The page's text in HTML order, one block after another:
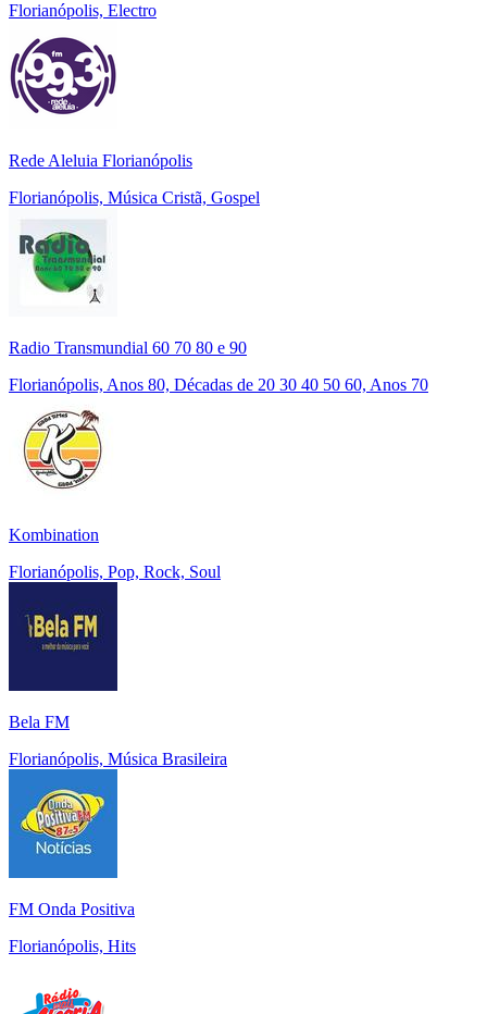
Florianópolis, Electro
Rede Aleluia Florianópolis
Florianópolis, Música Cristã, Gospel
Radio Transmundial 60 70 80 e 90
Florianópolis, Anos 80, Décadas de 20 30 40 50 60, Anos 70
Kombination
Florianópolis, Pop, Rock, Soul
Bela FM
Florianópolis, Música Brasileira
FM Onda Positiva
Florianópolis, Hits